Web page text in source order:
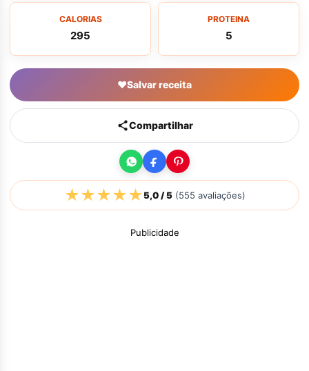
CALORIAS
295
PROTEINA
5
♥Salvar receita
Compartilhar
★★★★★5,0/ 5(555 avaliações)
Publicidade